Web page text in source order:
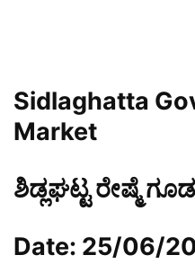
Sidlaghatta
Market
ಶಿಡ್ಲಘಟ್ಟ ರೇಷ್ಮೆ
Date: 25/06/